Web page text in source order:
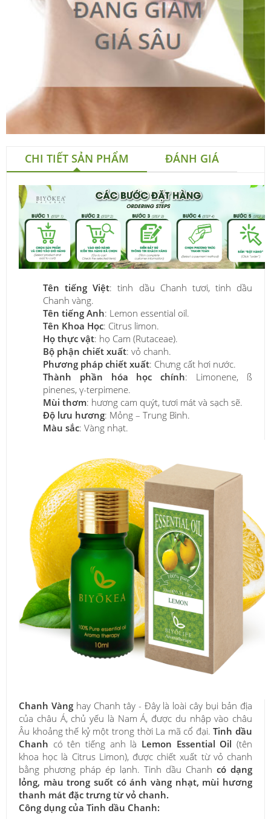
CHI TIẾT SẢN PHẨM ĐÁNH GIÁ
Tên tiếng Việt: tinh dầu Chanh tươi, tinh dầu
Chanh vàng.
Tên tiếng Anh: Lemon essential oil.
Tên Khoa Học: Citrus limon.
Họ thực vật: họ Cam (Rutaceae).
Bộ phận chiết xuất: vỏ chanh.
Phương pháp chiết xuất: Chưng cất hơi nước.
Thành phần hóa học chính: Limonene, ß
pinenes, γ-terpimene.
Mùi thơm: hương cam quýt, tươi mát và sạch sẽ.
Độ lưu hương: Mỏng – Trung Bình.
Màu sắc: Vàng nhạt.
Chanh Vànghay Chanh tây - Đây là loài cây bụi bản địa
của châu Á, chủ yếu là Nam Á, được du nhập vào châu
Âu khoảng thế kỷ một trong thời La mã cổ đại.Tinh dầu
Chanh có tên tiếng anh là Lemon Essential Oil (tên
khoa học là Citrus Limon), được chiết xuất từ vỏ chanh
bằng phương pháp ép lạnh. Tinh dầu Chanh có dạng
lỏng, màu trong suốt có ánh vàng nhạt, mùi hương
thanh mát đặc trưng từ vỏ chanh.
Công dụng của Tinh dầu Chanh: